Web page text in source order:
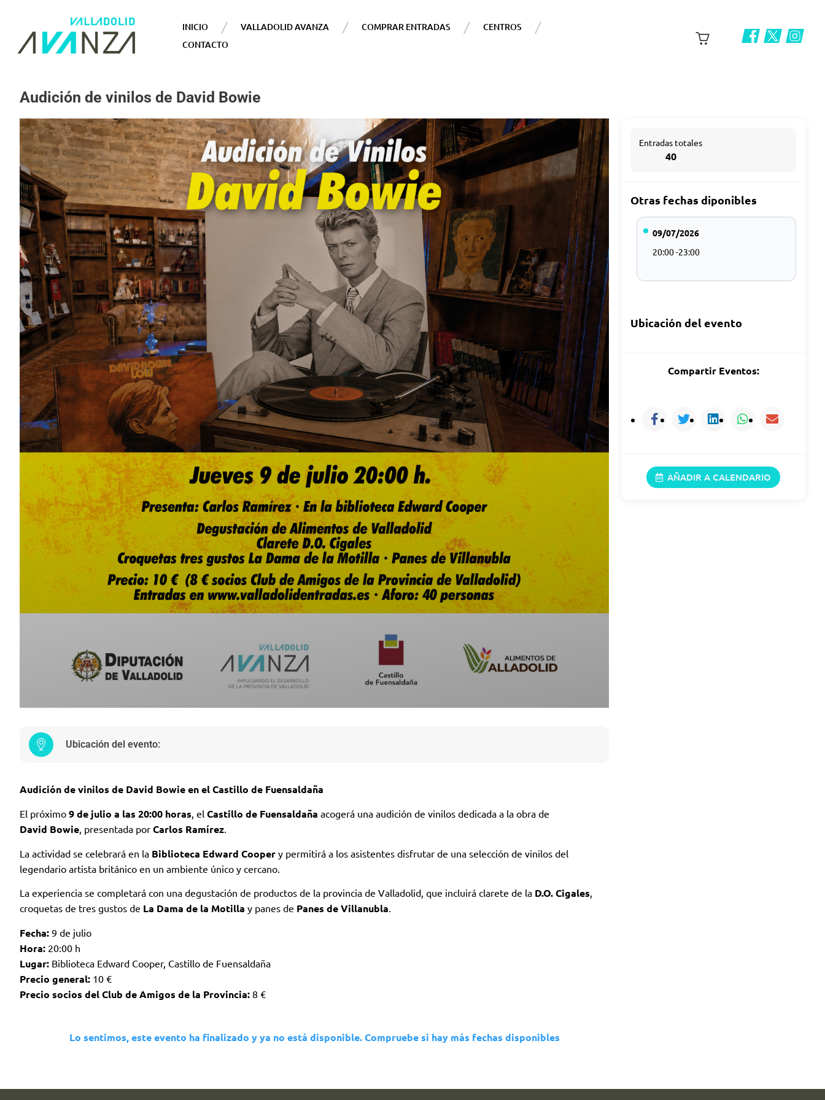
INICIO VALLADOLID AVANZA COMPRAR ENTRADAS
CENTROS
CONTACTO
Audición de vinilos de David Bowie
Ubicación del evento:
Audición de vinilos de David Bowie en el Castillo de Fuensaldaña
El próximo 9 de julio a las 20:00 horas, el Castillo de Fuensaldaña acogerá una audición de vinilos dedicada a la obra de
David Bowie, presentada por Carlos Ramírez.
La actividad se celebrará en la Biblioteca Edward Cooper y permitirá a los asistentes disfrutar de una selección de vinilos del
legendario artista británico en un ambiente único y cercano.
La experiencia se completará con una degustación de productos de la provincia de Valladolid, que incluirá clarete de la D.O. Cigales,
croquetas de tres gustos de La Dama de la Motilla y panes de Panes de Villanubla.
Fecha: 9 de julio
Hora: 20:00 h
Lugar: Biblioteca Edward Cooper, Castillo de Fuensaldaña
Precio general: 10 €
Precio socios del Club de Amigos de la Provincia: 8 €
Lo sentimos, este evento ha finalizado y ya no está disponible. Compruebe si hay más fechas disponibles
Entradas totales
40
Otras fechas diponibles
09/07/2026
20:00 -23:00
Ubicación del evento
Compartir Eventos:
AÑADIR A CALENDARIO